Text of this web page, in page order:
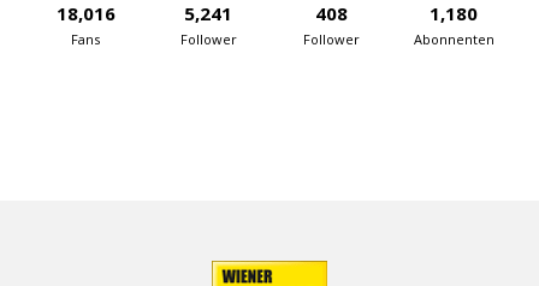
18,016
Fans
5,241
Follower
408
Follower
1,180
Abonnenten